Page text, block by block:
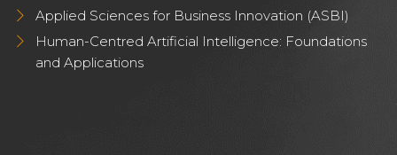
Applied Sciences for Business Innovation (ASBI)
Human-Centred Artificial Intelligence: Foundations
and Applications